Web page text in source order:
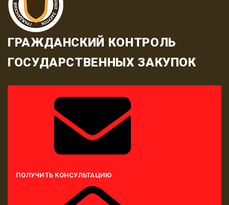
ГРАЖДАНСКИЙ КОНТРОЛЬ
ГОСУДАРСТВЕННЫХ ЗАКУПОК
ПОЛУЧИТЬ КОНСУЛЬТАЦИЮ